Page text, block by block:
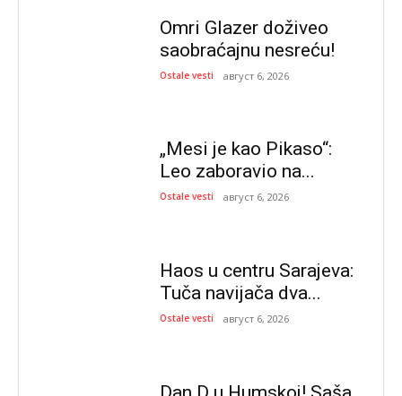
Omri Glazer doživeo
saobraćajnu nesreću!
Ostale vesti август 6, 2026
„Mesi je kao Pikaso“:
Leo zaboravio na...
Ostale vesti август 6, 2026
Haos u centru Sarajeva:
Tuča navijača dva...
Ostale vesti август 6, 2026